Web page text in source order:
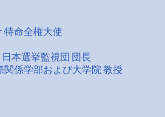
特命全権大使
日本選挙監視団 団長
関係学部および大学院 教授